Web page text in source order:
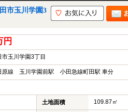
市玉川学園3
円
玉川学園3丁目
原線 玉川学園前駅 小田急線町田駅 車分
土地面積 109.87㎡